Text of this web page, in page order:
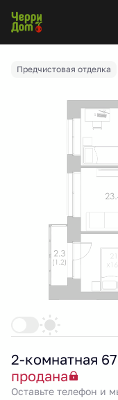
2-комнатная
Ипотека
Предчистовая отделка
2-комнатная
продана
Оставьте телефон и